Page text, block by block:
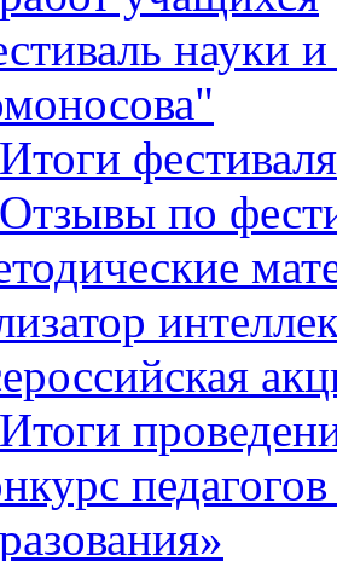
науки
Итоги фестиваля
Отзывы по
Итоги